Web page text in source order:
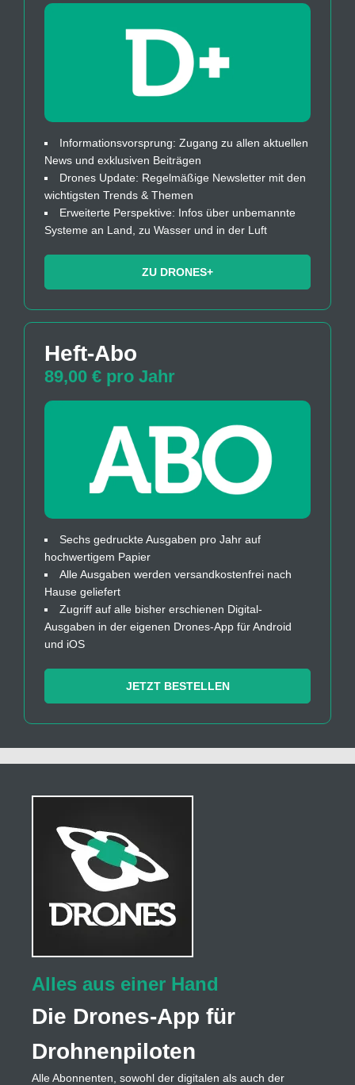
Informationsvorsprung: Zugang zu allen aktuellen
News und exklusiven Beiträgen
Drones Update: Regelmäßige Newsletter mit den
wichtigsten Trends & Themen
Erweiterte Perspektive: Infos über unbemannte
Systeme an Land, zu Wasser und in der Luft
ZU DRONES+
Heft-Abo
89,00 € pro Jahr
Sechs gedruckte Ausgaben pro Jahr auf
hochwertigem Papier
Alle Ausgaben werden versandkostenfrei nach
Hause geliefert
Zugriff auf alle bisher erschienen Digital-
Ausgaben in der eigenen Drones-App für Android
und iOS
JETZT BESTELLEN
Alles aus einer Hand
Die Drones-App für
Drohnenpiloten
Alle Abonnenten, sowohl der digitalen als auch der